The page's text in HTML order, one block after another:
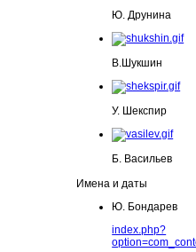
Ю. Друнина
В.Шукшин
У. Шекспир
Б. Васильев
Имена и даты
Ю. Бондарев
index.php?